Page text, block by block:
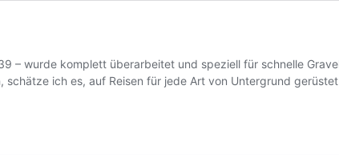
– wurde komplett überarbeitet und speziell für schnelle
ich es, auf Reisen für jede Art von Untergrund